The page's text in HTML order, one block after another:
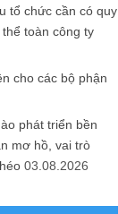
tổ chức cần có quy
toàn công ty
cho các bộ phận
phát triển bền
mơ hồ, vai trò
03.08.2026